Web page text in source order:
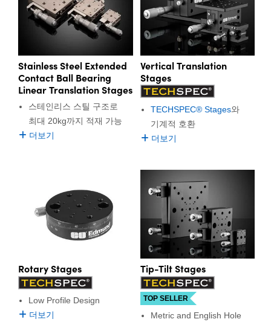
Gratings™
(UFI)
Stainless Steel Extended
Contact Ball Bearing
Linear Translation Stages
스테인리스 스틸 구조로
최대 20kg까지 적재 가능
더보기
Vertical Translation
Stages
TECHSPEC® Stages와
기계적 호환
더보기
Rotary Stages
Low Profile Design
더보기
Tip-Tilt Stages
TOP SELLER
Metric and English Hole